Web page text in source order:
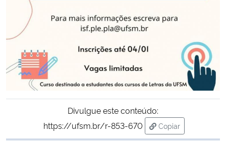
Divulgue este conteúdo:
https://ufsm.br/r-853-670
Copiar
para área de